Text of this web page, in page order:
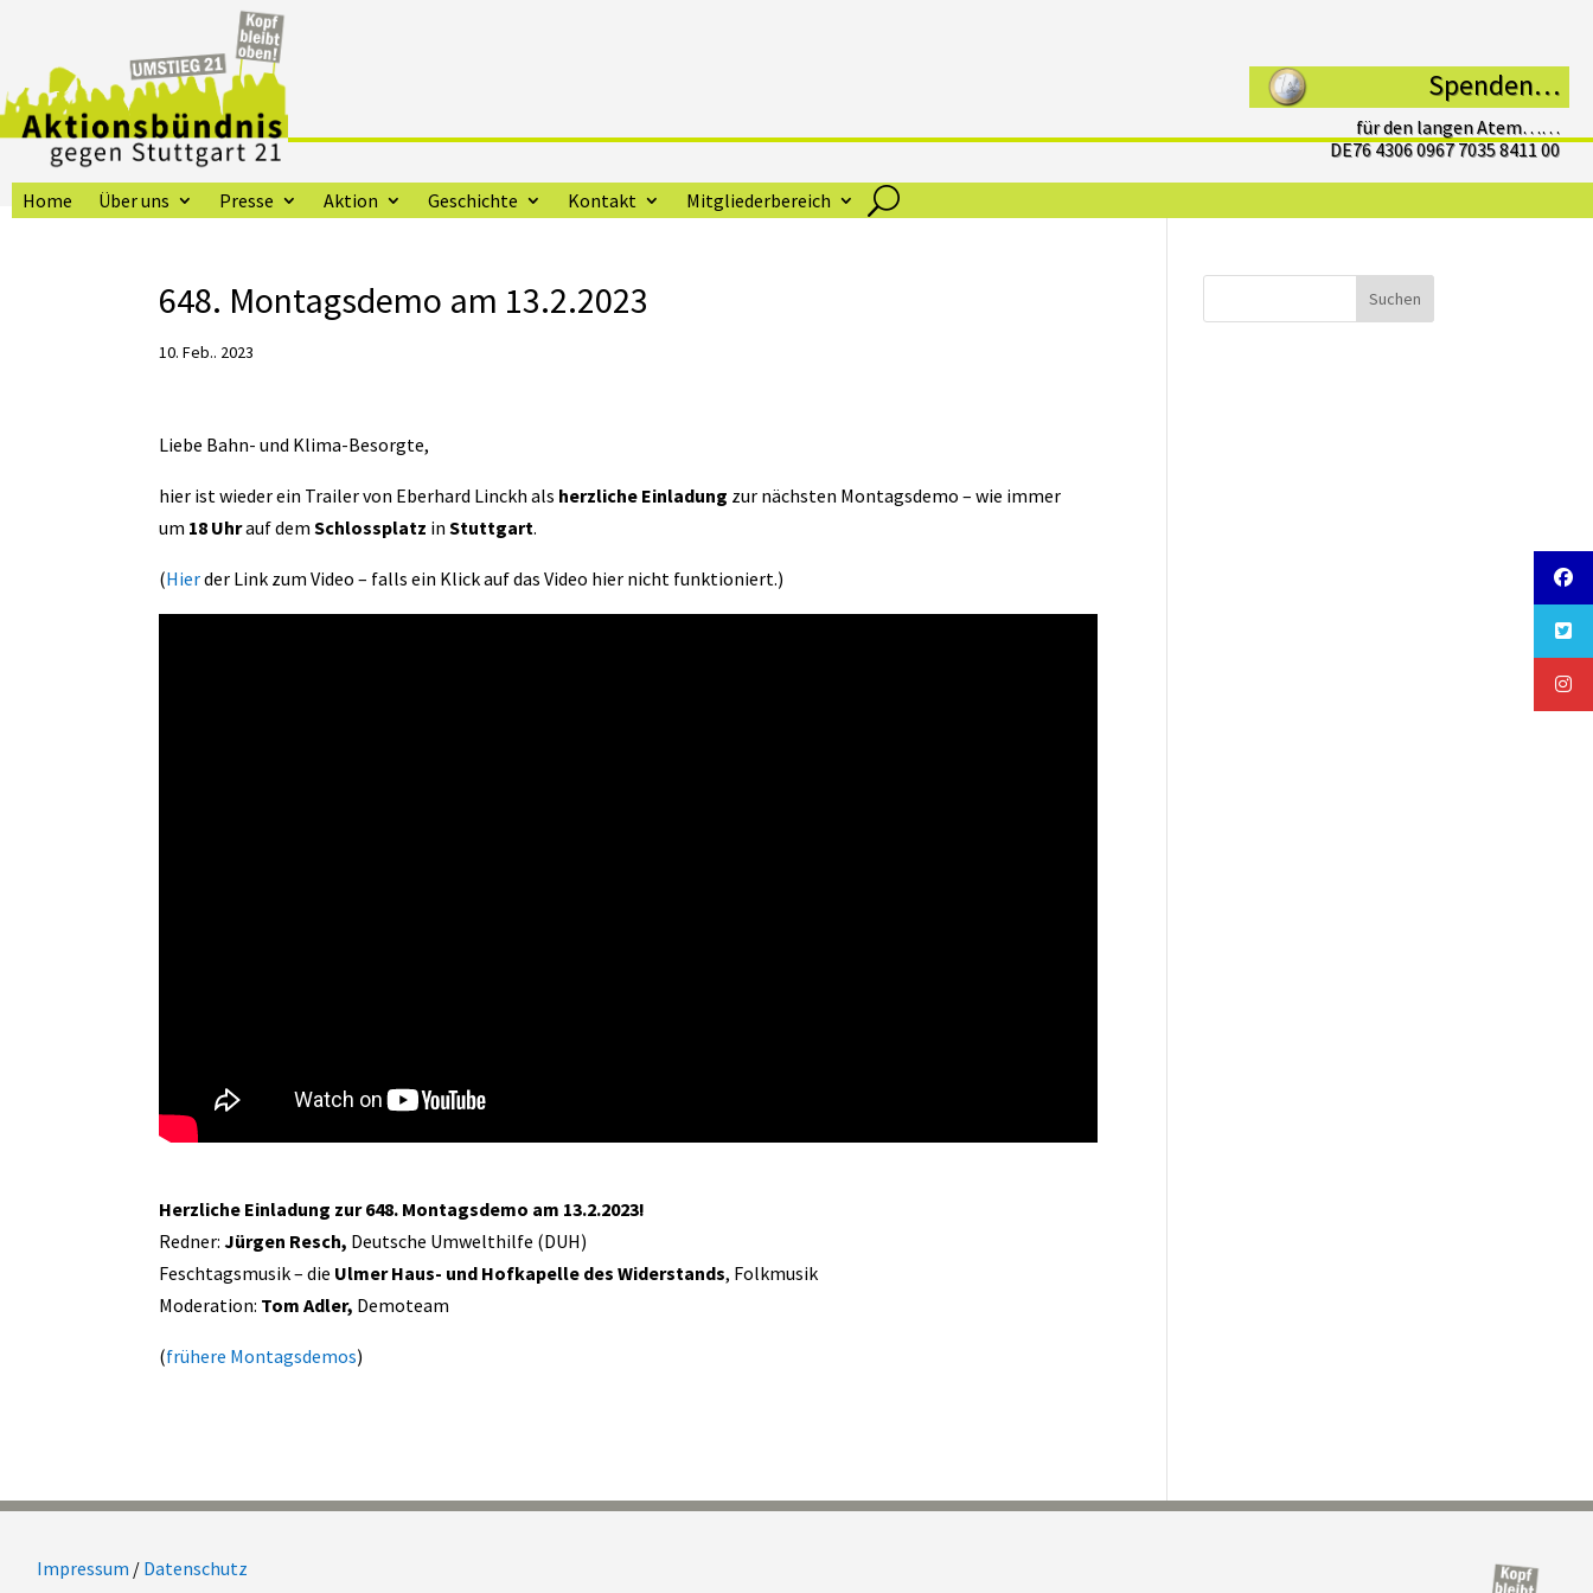
Spenden…
für den langen Atem……
DE76 4306 0967 7035 8411 00
Home Über uns Presse Aktion Geschichte Kontakt Mitgliederbereich
648. Montagsdemo am 13.2.2023
10. Feb.. 2023
Liebe Bahn- und Klima-Besorgte,
hier ist wieder ein Trailer von Eberhard Linckh als herzliche Einladung zur nächsten Montagsdemo – wie immer
um 18 Uhrauf demSchlossplatz inStuttgart.
(Hierder Link zum Video – falls ein Klick auf das Video hier nicht funktioniert.)
Herzliche Einladung zur 648. Montagsdemo am 13.2.2023!
Redner:Jürgen Resch, Deutsche Umwelthilfe (DUH)
Feschtagsmusik – die Ulmer Haus- und Hofkapelle des Widerstands, Folkmusik
Moderation: Tom Adler, Demoteam
(frühere Montagsdemos)
Suchen
Impressum / Datenschutz